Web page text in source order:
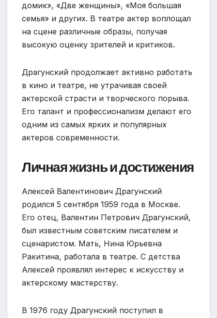
домик», «Две женщины», «Моя большая
семья» и других. В театре актер воплощал
на сцене различные образы, получая
высокую оценку зрителей и критиков.
Драгунский продолжает активно работать
в кино и театре, не утрачивая своей
актерской страсти и творческого порыва.
Его талант и профессионализм делают его
одним из самых ярких и популярных
актеров современности.
Личная жизнь и достижения
Алексей Валентинович Драгунский
родился 5 сентября 1959 года в Москве.
Его отец, Валентин Петрович Драгунский,
был известным советским писателем и
сценаристом. Мать, Нина Юрьевна
Ракитина, работала в театре. С детства
Алексей проявлял интерес к искусству и
актерскому мастерству.
В 1976 году Драгунский поступил в